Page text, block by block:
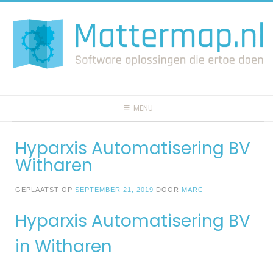
naar
inhoud
MENU
Hyparxis Automatisering BV
Witharen
GEPLAATST OP SEPTEMBER 21, 2019 DOOR MARC
Hyparxis Automatisering BV
in Witharen